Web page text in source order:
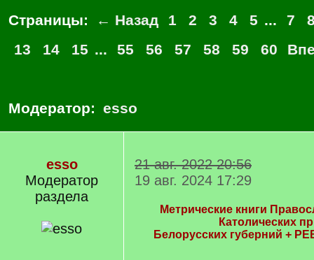
Страницы: ← Назад 1 2 3 4 5 ... 7
13
14 15 ... 55 56 57 58 59 60
Модератор: esso
esso
Модератор
раздела
21 авг. 2022 20:56
19 авг. 2024 17:29
Метрические книги
Католических
Белорусских губерний +